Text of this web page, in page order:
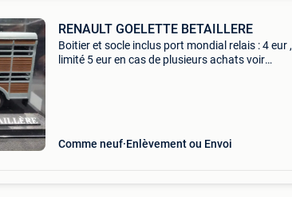
RENAULT GOELETTE BETAILLERE
Boitier et socle inclus port mondial relais : 4 eur ,
limité 5 eur en cas de plusieurs achats voir
Comme neuf Enlèvement ou Envoi